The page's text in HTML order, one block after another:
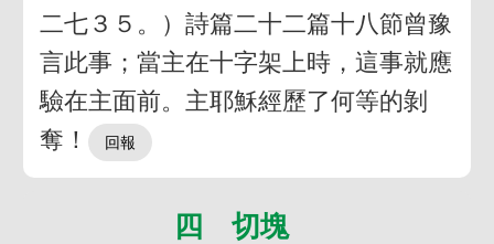
二七３５。）詩篇二十二篇十八節曾豫
言此事；當主在十字架上時，這事就應
驗在主面前。主耶穌經歷了何等的剝
奪！
四 切塊